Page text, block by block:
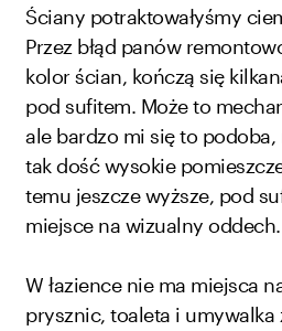
Ściany potraktowałyśmy
Przez błąd panów
kolor ścian, kończą się
pod sufitem. Może to
ale bardzo mi się to podoba,
tak dość wysokie
temu jeszcze wyższe, pod
miejsce na wizualny oddech.
W łazience nie ma miejsca
prysznic, toaleta i umywalka